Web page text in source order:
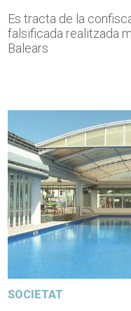
Es tracta de la
falsificada realitzada
Balears
SOCIETAT